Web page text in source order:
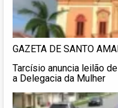
GAZETA DE SANTO
Tarcísio anuncia leilão
a Delegacia da Mulher